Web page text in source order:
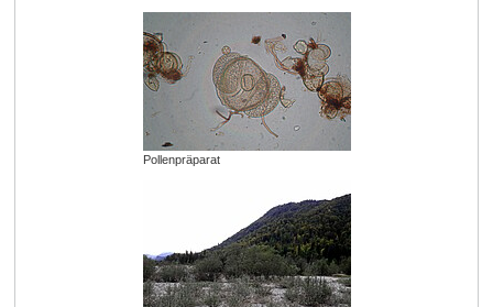
Pollenpräparat